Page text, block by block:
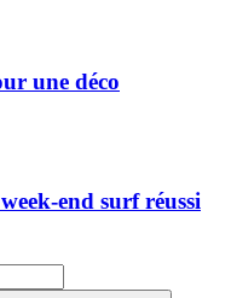
une déco
end surf réussi